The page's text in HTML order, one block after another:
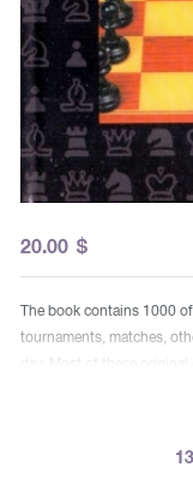
20.00 $
The book contains 1000
tournaments, matches,
day. Most of these
the board. A small